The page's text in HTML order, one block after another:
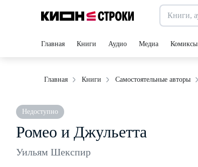
Главная Книги Аудио Медиа Комиксы
Главная Книги Самостоятельные авторы
Недоступно
Ромео и Джульетта
Уильям Шекспир